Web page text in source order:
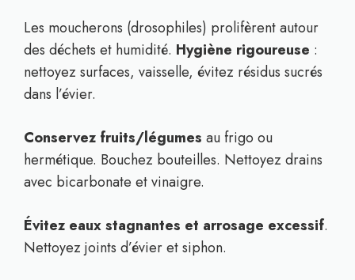
Les moucherons (drosophiles) prolifèrent autour
des déchets et humidité. Hygiène rigoureuse :
nettoyez surfaces, vaisselle, évitez résidus sucrés
dans l’évier.
Conservez fruits/légumes au frigo ou
hermétique. Bouchez bouteilles. Nettoyez drains
avec bicarbonate et vinaigre.
Évitez eaux stagnantes et arrosage excessif.
Nettoyez joints d’évier et siphon.